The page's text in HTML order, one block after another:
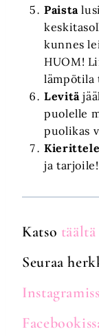
Paista
kunnes
HUOM!
lämpötila
Levitä
puolelle
puolikas
Kierittele
ja tarjoile!
Katso täältä
Seuraa